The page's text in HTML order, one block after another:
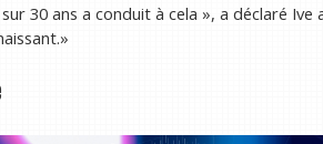
30 ans a conduit à cela », a déclaré Ive